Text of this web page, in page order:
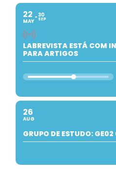
22
MAY
30
SEP
LABREVISTA ESTÁ COM
PARA ARTIGOS
26
AUG
GRUPO DE ESTUDO: